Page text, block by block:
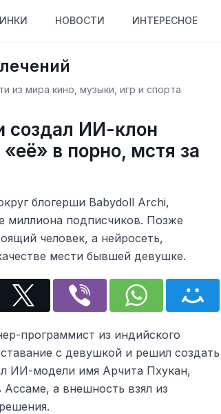
НОВОСТИ ИНТЕРЕСНОЕ
из мира кино, музыки, игр и спорта
создал ИИ-клон
в порно, мстя за
блогерши Babydoll Archi,
миллиона подписчиков. Позже
человек, а нейросеть,
мести бывшей девушке.
программист из индийского
с девушкой и решил создать
ИИ-модели имя Арчита Пхукан,
а внешность взял из